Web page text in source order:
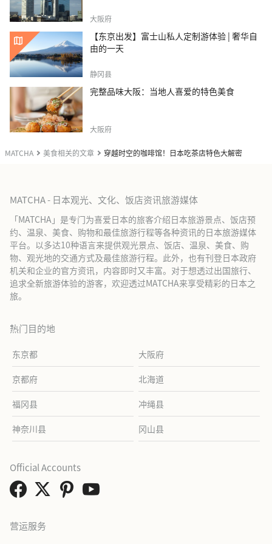
MATCHA 美食相关的文章 穿越时空的咖啡馆！日本吃茶店特色大解密
大阪府
【东京出发】富士山私人定制游体验 | 奢华自
由的一天
静冈县
完整品味大阪：当地人喜爱的特色美食
大阪府
MATCHA - 日本观光、文化、饭店资讯旅游媒体
「MATCHA」是专门为喜爱日本的旅客介绍日本旅游景点、饭店预
约、温泉、美食、购物和最佳旅游行程等各种资讯的日本旅游媒体
平台。以多达10种语言来提供观光景点、饭店、温泉、美食、购
物、观光地的交通方式及最佳旅游行程。此外，也有刊登日本政府
机关和企业的官方资讯，内容即时又丰富。对于想透过出国旅行、
追求全新旅游体验的游客，欢迎透过MATCHA来享受精彩的日本之
旅。
热门目的地
东京都 大阪府
京都府 北海道
福冈县 冲绳县
神奈川县 冈山县
营运服务
Official Accounts